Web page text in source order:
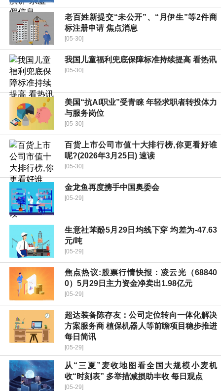
老百姓新提交“未公开”、“月伊生”等2件商
标注册申请 焦点消息
[05-30]
我国儿童福利兜底保障标准持续提高 看热讯
[05-30]
美国“抗AI职业”受青睐 年轻求职者转投体力
与服务岗位
[05-30]
百货上市公司市值十大排行榜,你更看好谁
呢?(2026年3月25日) 速读
[05-30]
金龙鱼再度携手中国奥委会
[05-29]
生意社苯酚5月29日均线下穿 均差为-47.63
元/吨
[05-29]
焦点热议:股票行情快报：凌云光（68840
0）5月29日主力资金净卖出1.98亿元
[05-29]
超达装备陈存友：公司定位转向一体化解决
方案服务商 植保机器人等前瞻项目稳步推进
每日简讯
[05-29]
从“三夏”麦收地图看全国大规模小麦机
收“时刻表” 多举措减损助丰收 每日观点
[05-29]